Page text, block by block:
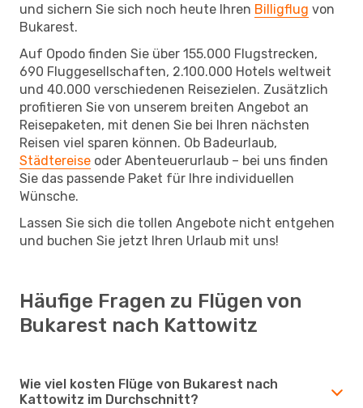
und sichern Sie sich noch heute Ihren Billigflug von
Bukarest.
Auf Opodo finden Sie über 155.000 Flugstrecken,
690 Fluggesellschaften, 2.100.000 Hotels weltweit
und 40.000 verschiedenen Reisezielen. Zusätzlich
profitieren Sie von unserem breiten Angebot an
Reisepaketen, mit denen Sie bei Ihren nächsten
Reisen viel sparen können. Ob Badeurlaub,
Städtereise oder Abenteuerurlaub – bei uns finden
Sie das passende Paket für Ihre individuellen
Wünsche.
Lassen Sie sich die tollen Angebote nicht entgehen
und buchen Sie jetzt Ihren Urlaub mit uns!
Häufige Fragen zu Flügen von
Bukarest nach Kattowitz
Wie viel kosten Flüge von Bukarest nach
Kattowitz im Durchschnitt?